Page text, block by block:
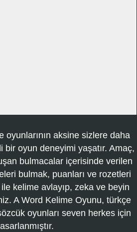
oyunlarının aksine sizlere daha
bir oyun deneyimi yaşatır. Amaç,
bulmacalar içerisinde verilen
bulmak, puanları ve rozetleri
kelime avlayıp, zeka ve beyin
A Word Kelime Oyunu, türkçe
oyunları seven herkes için